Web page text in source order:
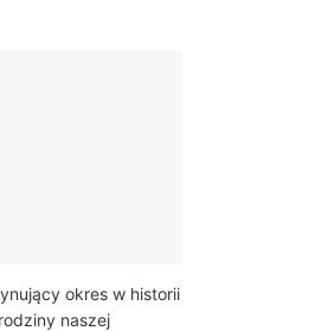
okres w historii
naszej